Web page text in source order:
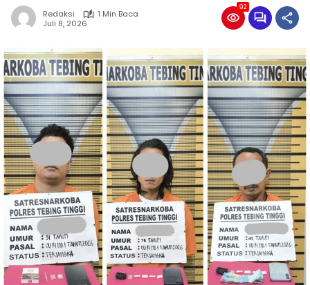
Redaksi
1 Min Baca
Juli 8, 2026
92